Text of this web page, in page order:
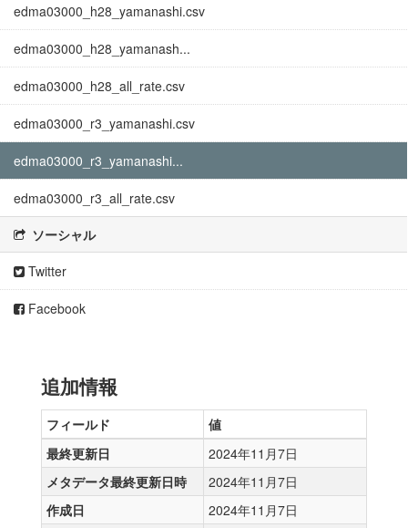
edma03000_h28_yamanashi.csv
edma03000_h28_yamanash...
edma03000_h28_all_rate.csv
edma03000_r3_yamanashi.csv
edma03000_r3_yamanashi...
edma03000_r3_all_rate.csv
ソーシャル
Twitter
Facebook
追加情報
フィールド
値
最終更新日
2024年11月7日
メタデータ最終更新日時
2024年11月7日
作成日
2024年11月7日